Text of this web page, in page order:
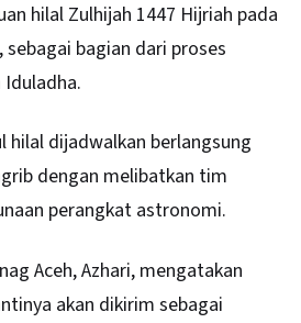
hilal Zulhijah 1447 Hijriah pada
sebagai bagian dari proses
Iduladha.
hilal dijadwalkan berlangsung
dengan melibatkan tim
perangkat astronomi.
Aceh, Azhari, mengatakan
akan dikirim sebagai